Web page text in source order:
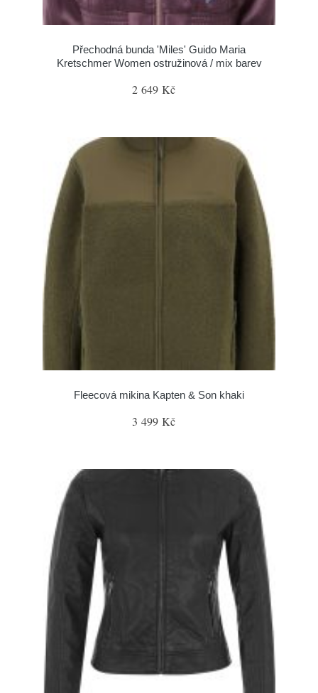
Přechodná bunda 'Miles' Guido Maria
Kretschmer Women ostružinová / mix barev
2 649 Kč
Fleecová mikina Kapten & Son khaki
3 499 Kč